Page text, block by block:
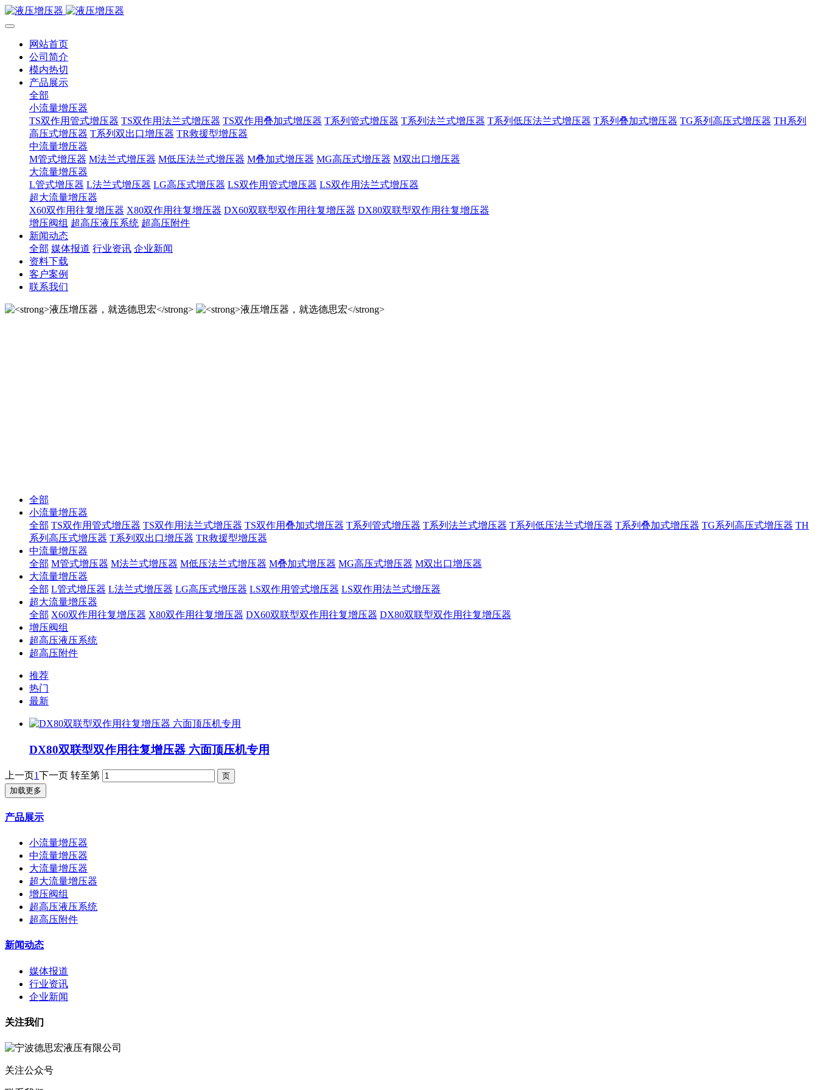
网站首页
公司简介
模内热切
产品展示
全部
小流量增压器
TS双作用管式增压器 TS双作用法兰式增压器 TS双作用叠加式增压器 T系列管式增压器 T系列法兰式增压器 T系列低压法兰式增压器 T系列叠加式增压器 TG系列高压式增压器 TH系列
高压式增压器 T系列双出口增压器 TR救援型增压器
中流量增压器
M管式增压器 M法兰式增压器 M低压法兰式增压器 M叠加式增压器 MG高压式增压器 M双出口增压器
大流量增压器
L管式增压器 L法兰式增压器 LG高压式增压器 LS双作用管式增压器 LS双作用法兰式增压器
超大流量增压器
X60双作用往复增压器 X80双作用往复增压器 DX60双联型双作用往复增压器 DX80双联型双作用往复增压器
增压阀组 超高压液压系统 超高压附件
新闻动态
全部 媒体报道 行业资讯 企业新闻
资料下载
客户案例
联系我们
全部
小流量增压器
全部 TS双作用管式增压器 TS双作用法兰式增压器 TS双作用叠加式增压器 T系列管式增压器 T系列法兰式增压器 T系列低压法兰式增压器 T系列叠加式增压器 TG系列高压式增压器 TH
系列高压式增压器 T系列双出口增压器 TR救援型增压器
中流量增压器
全部 M管式增压器 M法兰式增压器 M低压法兰式增压器 M叠加式增压器 MG高压式增压器 M双出口增压器
大流量增压器
全部 L管式增压器 L法兰式增压器 LG高压式增压器 LS双作用管式增压器 LS双作用法兰式增压器
超大流量增压器
全部 X60双作用往复增压器 X80双作用往复增压器 DX60双联型双作用往复增压器 DX80双联型双作用往复增压器
增压阀组
超高压液压系统
超高压附件
推荐
热门
最新
DX80双联型双作用往复增压器 六面顶压机专用
上一页1下一页 转至第
加载更多
产品展示
小流量增压器
中流量增压器
大流量增压器
超大流量增压器
增压阀组
超高压液压系统
超高压附件
新闻动态
媒体报道
行业资讯
企业新闻
关注我们
关注公众号